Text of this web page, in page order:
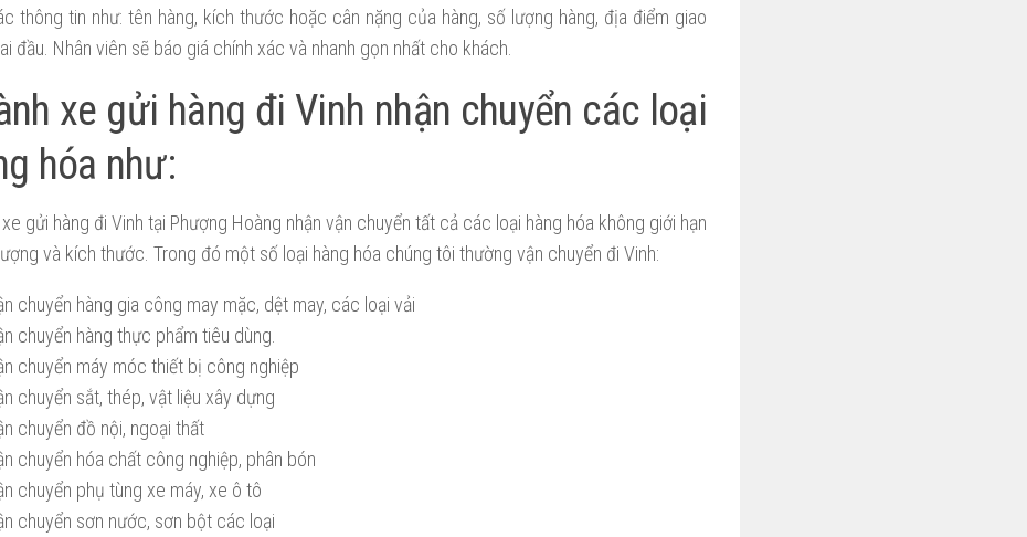
thông tin như: tên hàng, kích thước hoặc cân nặng của hàng, số lượng hàng, địa điểm giao
đầu. Nhân viên sẽ báo giá chính xác và nhanh gọn nhất cho khách.
xe gửi hàng đi Vinh nhận chuyển các loại
hóa như:
xe gửi hàng đi Vinh tại Phượng Hoàng nhận vận chuyển tất cả các loại hàng hóa không giới hạn
và kích thước. Trong đó một số loại hàng hóa chúng tôi thường vận chuyển đi Vinh:
chuyển hàng gia công may mặc, dệt may, các loại vải
chuyển hàng thực phẩm tiêu dùng.
chuyển máy móc thiết bị công nghiệp
chuyển sắt, thép, vật liệu xây dựng
chuyển đồ nội, ngoại thất
chuyển hóa chất công nghiệp, phân bón
chuyển phụ tùng xe máy, xe ô tô
chuyển sơn nước, sơn bột các loại